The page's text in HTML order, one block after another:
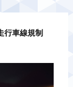
行車線規制